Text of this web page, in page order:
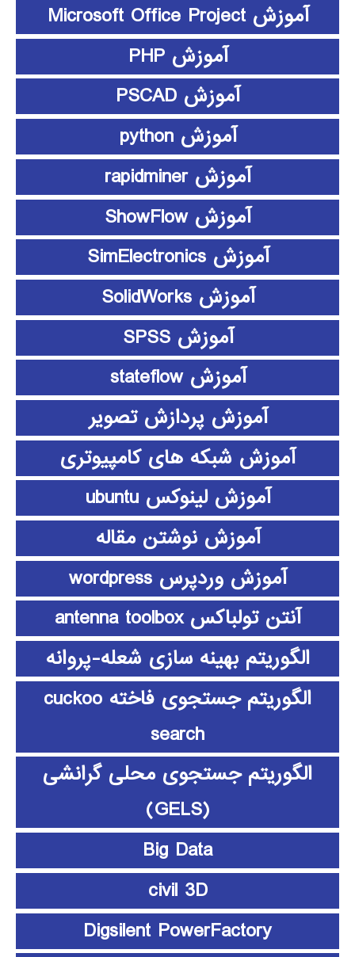
آموزش Microsoft Office Project
آموزش PHP
آموزش PSCAD
آموزش python
آموزش rapidminer
آموزش ShowFlow
آموزش SimElectronics
آموزش SolidWorks
آموزش SPSS
آموزش stateflow
آموزش پردازش تصویر
آموزش شبکه های کامپیوتری
آموزش لینوکس ubuntu
آموزش نوشتن مقاله
آموزش وردپرس wordpress
آنتن تولباکس antenna toolbox
الگوریتم بهینه سازی شعله-پروانه
الگوریتم جستجوی فاخته cuckoo
search
الگوریتم جستجوی محلی گرانشی
(GELS)
Big Data
civil 3D
Digsilent PowerFactory